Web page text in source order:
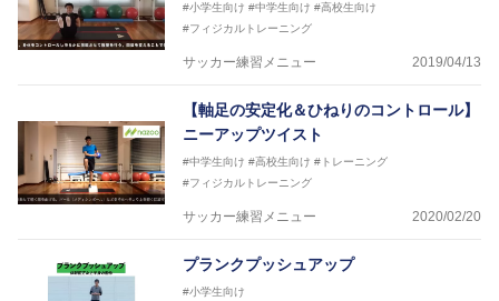
#小学生向け #中学生向け #高校生向け
#フィジカルトレーニング
サッカー練習メニュー 2019/04/13
【軸足の安定化＆ひねりのコントロール】
ニーアップツイスト
#中学生向け #高校生向け #トレーニング
#フィジカルトレーニング
サッカー練習メニュー 2020/02/20
プランクプッシュアップ
#小学生向け